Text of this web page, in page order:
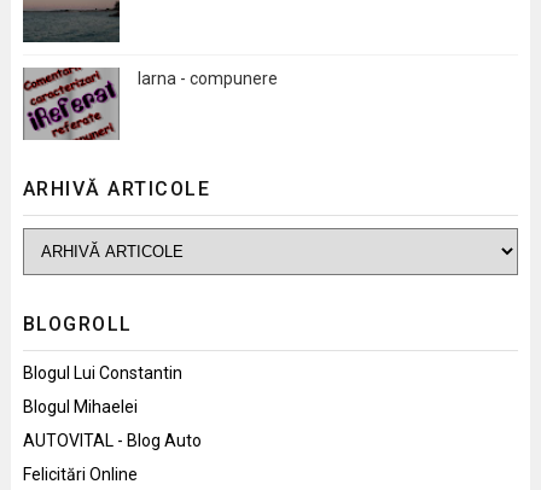
Iarna - compunere
ARHIVĂ ARTICOLE
BLOGROLL
Blogul Lui Constantin
Blogul Mihaelei
AUTOVITAL - Blog Auto
Felicitări Online